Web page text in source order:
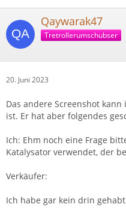
Qaywarak47
Tretrollerumschubser
20. Juni 2023
Das andere Screenshot
ist. Er hat aber folgendes
Ich: Ehm noch eine Frage
Katalysator verwendet, der
Verkäufer:
Ich habe gar kein drin gehabt